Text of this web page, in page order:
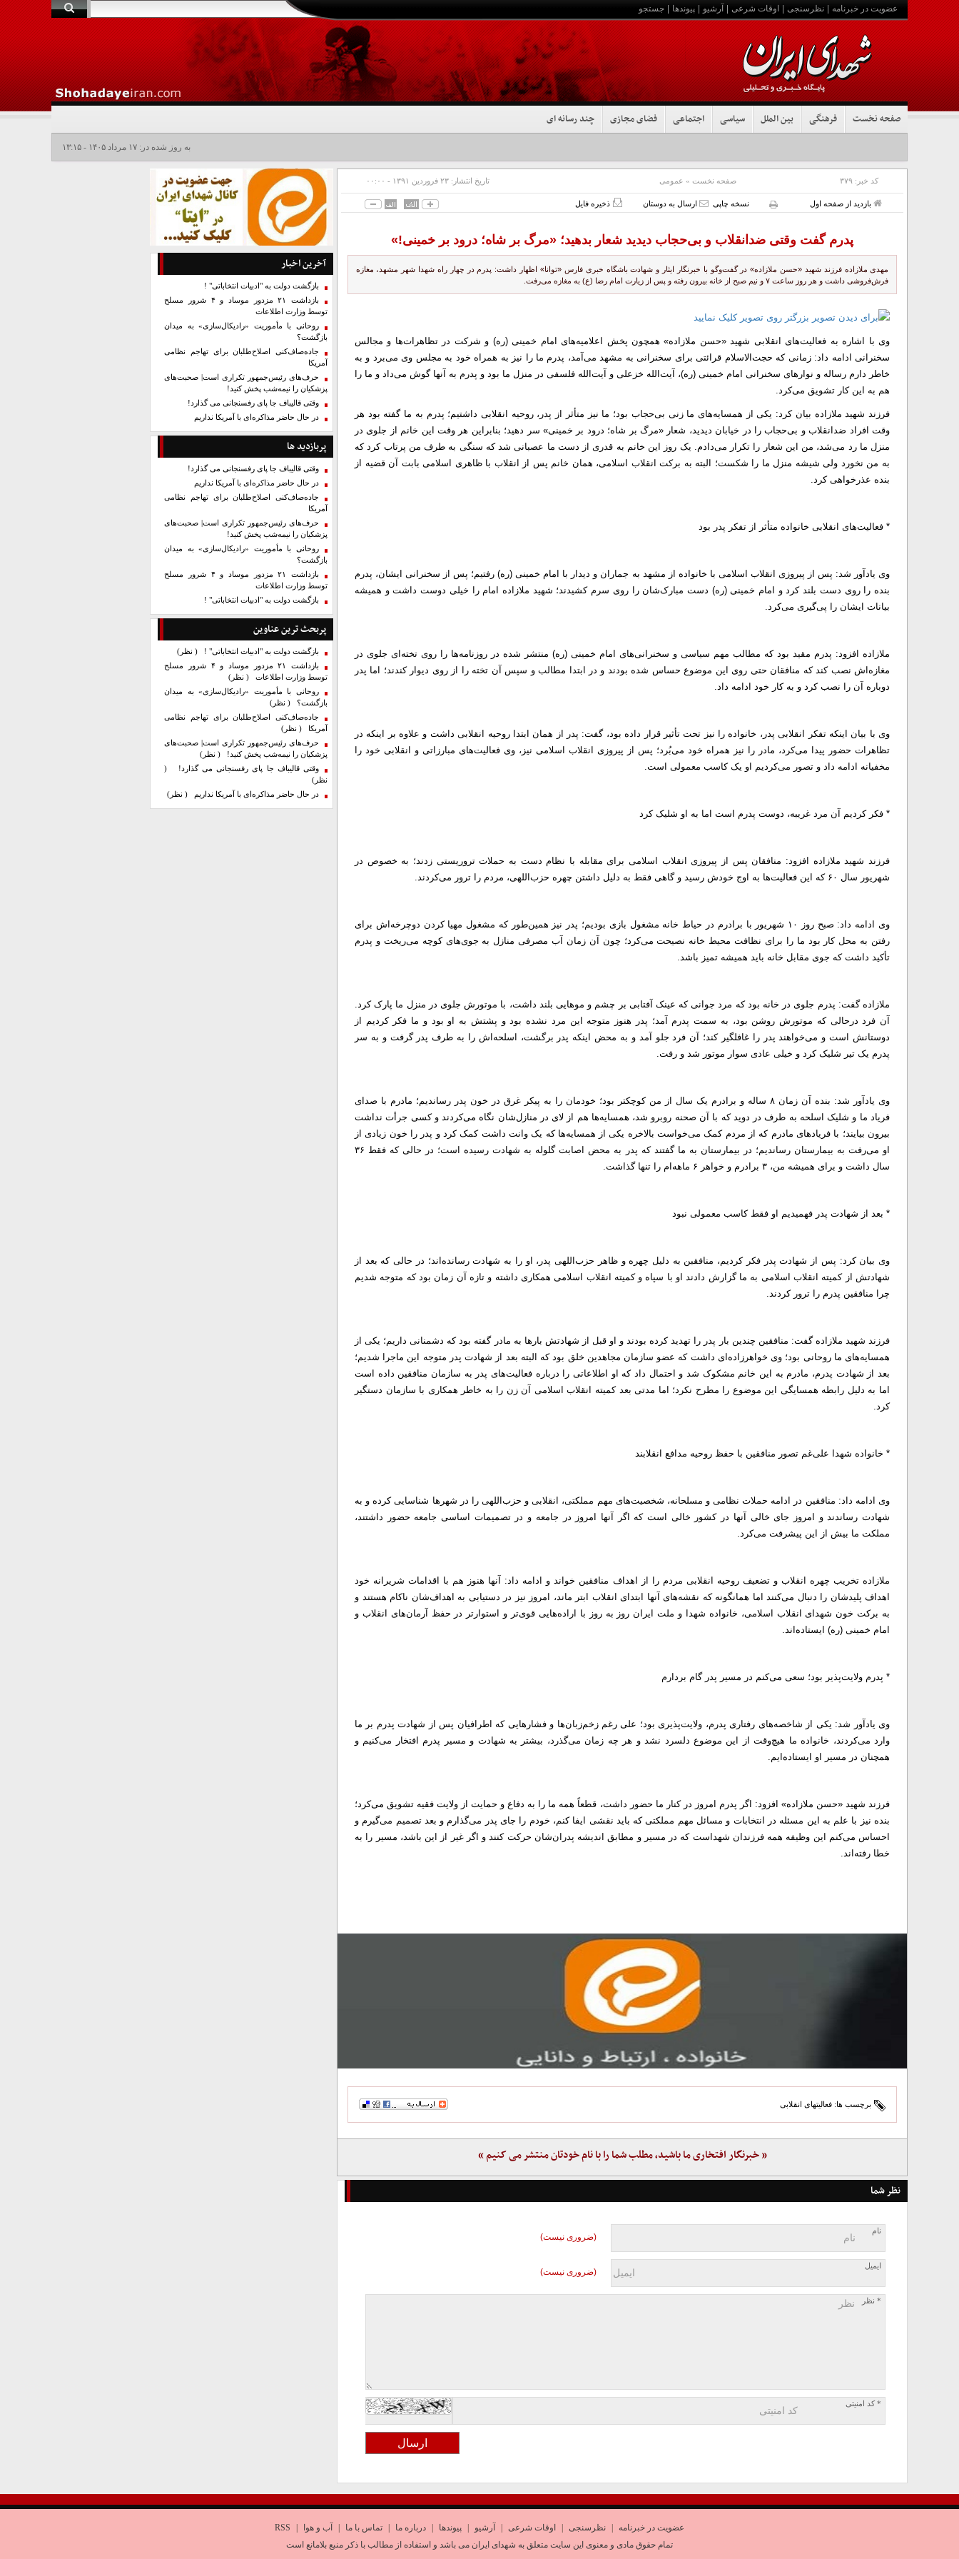
عضویت در خبرنامه نظرسنجی اوقات شرعی آرشیو پیوندها جستجو
صفحه نخست فرهنگی بین الملل سیاسی اجتماعی فضای مجازی چند رسانه ای
به روز شده در: ۱۷ مرداد ۱۴۰۵ - ۱۳:۱۵
کد خبر: ۳۷۹ صفحه نخست » عمومی تاریخ انتشار: ۲۳ فروردين ۱۳۹۱ - ۰۰:۰۰
بازدید از صفحه اول نسخه چاپی ارسال به دوستان ذخیره فایل
پدرم گفت وقتی ضد‌انقلاب و بی‌حجاب دیدید شعار بدهید؛ «مرگ بر شاه؛ درود بر خمینی!»
مهدی ملازاده فرزند شهید «حسن ملازاده» در گفت‌‌وگو با خبرنگار ایثار و شهادت باشگاه خبری فارس «توانا» اظهار داشت: پدرم در چهار راه شهدا شهر مشهد، مغازه
فرش‌فروشی داشت و هر روز ساعت ۷ و نیم صبح از خانه بیرون ‌رفته و پس از زیارت امام رضا (ع) به مغازه می‌رفت.
وی با اشاره به فعالیت‌های انقلابی شهید «حسن ملازاده» همچون پخش اعلامیه‌های امام خمینی (ره) و شرکت در تظاهرات‌ها و مجالس
سخنرانی ادامه داد: زمانی که حجت‌الاسلام قرائتی برای سخنرانی به مشهد می‌آمد، پدرم ما را نیز به همراه خود به مجلس وی می‌‌برد و به
خاطر دارم رساله و نوارهای سخنرانی امام خمینی (ره)، آیت‌الله خزعلی و آیت‌الله فلسفی در منزل ما بود و پدرم به آنها گوش می‌داد و ما را
هم به این کار تشویق می‌کرد.
فرزند شهید ملازاده بیان کرد: یکی از همسایه‌های ما زنی بی‌حجاب بود؛ ما نیز متأثر از پدر، روحیه انقلابی داشتیم؛ پدرم به ما گفته بود هر
وقت افراد ضدانقلاب و بی‌حجاب را در خیابان دیدید، شعار «مرگ بر شاه؛ درود بر خمینی» سر دهید؛ بنابراین هر وقت این خانم از جلوی در
منزل ما رد می‌شد، من این شعار را تکرار می‌دادم. یک روز این خانم به قدری از دست ما عصبانی شد که سنگی به طرف من پرتاب کرد که
به من نخورد ولی شیشه منزل ما را شکست؛ البته به برکت انقلاب اسلامی، همان خانم پس از انقلاب با ظاهری اسلامی بابت آن قضیه از
بنده عذرخواهی کرد.
* فعالیت‌های انقلابی خانواده متأثر از تفکر پدر بود
وی یادآور شد:‌ پس از پیروزی انقلاب اسلامی با خانواده از مشهد به جماران و دیدار با امام خمینی (ره) رفتیم؛ پس از سخنرانی ایشان، پدرم
بنده را روی دست بلند کرد و امام خمینی (ره) دست مبارک‌شان را روی سرم کشیدند؛ شهید ملازاده امام را خیلی دوست داشت و همیشه
بیانات ایشان را پی‌گیری می‌کرد.
ملازاده افزود: پدرم مقید بود که مطالب مهم سیاسی و سخنرانی‌های امام خمینی (ره) منتشر شده در روزنامه‌ها را روی تخته‌ای جلوی در
مغازه‌اش نصب کند که منافقان حتی روی این موضوع حساس شده بودند و در ابتدا مطالب و سپس آن تخته را از روی دیوار کندند؛ اما پدر
دوباره آن را نصب کرد و به کار خود ادامه داد.
وی با بیان اینکه تفکر انقلابی پدر، خانواده را نیز تحت تأثیر قرار داده بود، گفت: پدر از همان ابتدا روحیه انقلابی داشت و علاوه بر اینکه در
تظاهرات حضور پیدا می‌کرد، مادر را نیز همراه خود می‌بُرد؛ پس از پیروزی انقلاب اسلامی نیز، وی فعالیت‌های مبارزاتی و انقلابی خود را
مخفیانه ادامه داد و تصور می‌کردیم او یک کاسب معمولی است.
* فکر کردیم آن مرد غریبه، دوست پدرم است اما به او شلیک کرد
فرزند شهید ملازاده افزود: منافقان پس از پیروزی انقلاب اسلامی برای مقابله با نظام دست به حملات تروریستی زدند؛ به خصوص در
شهریور سال ۶۰ که این فعالیت‌ها به اوج خودش رسید و گاهی فقط به دلیل داشتن چهره حزب‌اللهی، مردم را ترور می‌کردند.
وی ادامه داد: صبح روز ۱۰ شهریور با برادرم در حیاط خانه مشغول بازی بودیم؛ پدر نیز همین‌طور که مشغول مهیا کردن دوچرخه‌اش برای
رفتن به محل کار بود ما را برای نظافت محیط خانه نصیحت می‌کرد؛ چون آن زمان آب مصرفی منازل به جوی‌های کوچه می‌ریخت و پدرم
تأکید داشت که جوی مقابل خانه باید همیشه تمیز باشد.
ملازاده گفت: پدرم جلوی در خانه بود که مرد جوانی که عینک آفتابی بر چشم و موهایی بلند داشت، با موتورش جلوی در منزل ما پارک کرد.
آن فرد درحالی که موتورش روشن بود، به سمت پدرم آمد؛ پدر هنوز متوجه این مرد نشده بود و پشتش به او بود و ما فکر کردیم از
دوستانش است و می‌خواهند پدر را غافلگیر کند؛ آن فرد جلو آمد و به محض اینکه پدر برگشت، اسلحه‌اش را به طرف پدر گرفت و به سر
پدرم یک تیر شلیک کرد و خیلی عادی سوار موتور شد و رفت.
وی یادآور شد: بنده آن زمان ۸ ساله و برادرم یک سال از من کوچکتر بود؛ خودمان را به پیکر غرق در خون پدر رساندیم؛ مادرم با صدای
فریاد ما و شلیک اسلحه به طرف در دوید که با آن صحنه روبرو شد، همسایه‌ها هم از لای در منازل‌شان نگاه می‌کردند و کسی جرأت نداشت
بیرون بیایند؛ با فریاد‌های مادرم که از مردم کمک می‌خواست بالاخره یکی از همسایه‌ها که یک وانت داشت کمک کرد و پدر را خون زیادی از
او می‌رفت به بیمارستان رساندیم؛ در بیمارستان به ما گفتند که پدر به محض اصابت گلوله به شهادت رسیده است؛ در حالی که فقط ۳۶
سال داشت و برای همیشه من، ۳ برادرم و خواهر ۶ ماهه‌ام را تنها گذاشت.
* بعد از شهادت پدر فهمیدیم او فقط کاسب معمولی نبود
وی بیان کرد: پس از شهادت پدر فکر کردیم، منافقبن به دلیل چهره و ظاهر حزب‌اللهی پدر، او را به شهادت رسانده‌اند؛ در حالی که بعد از
شهادتش از کمیته انقلاب اسلامی به ما گزارش دادند او با سپاه و کمیته انقلاب اسلامی همکاری داشته و تازه آن زمان بود که متوجه شدیم
چرا منافقین پدرم را ترور کردند.
فرزند شهید ملازاده گفت: منافقین چندین بار پدر را تهدید کرده بودند و او قبل از شهادتش بارها به مادر ‌گفته بود که دشمنانی داریم؛ یکی از
همسایه‌های ما روحانی بود؛ وی خواهرزاده‌ای داشت که عضو سازمان مجاهدین خلق بود که البته بعد از شهادت پدر متوجه این ماجرا شدیم؛
بعد از شهادت پدرم، مادرم به این خانم مشکوک شد و احتمال داد که او اطلاعاتی را درباره فعالیت‌های پدر به سازمان منافقین داده است
اما به دلیل رابطه همسایگی این موضوع را مطرح نکرد؛ اما مدتی بعد کمیته انقلاب اسلامی آن زن را به خاطر همکاری با سازمان دستگیر
کرد.
* خانواده شهدا علی‌غم تصور منافقین با حفظ روحیه‌ مدافع انقلابند
وی ادامه داد: منافقین در ادامه حملات نظامی و مسلحانه، شخصیت‌های مهم مملکتی، انقلابی و حزب‌اللهی را در شهرها شناسایی کرده و به
شهادت رساندند و امروز جای خالی آنها در کشور خالی است که اگر آنها امروز در جامعه و در تصمیمات اساسی جامعه حضور داشتند،
مملکت ما بیش از این پیشرفت می‌کرد.
ملازاده تخریب چهره انقلاب و تضعیف روحیه انقلابی مردم را از اهداف منافقین خواند و ادامه داد: آنها هنوز هم با اقدامات شریرانه خود
اهداف پلیدشان را دنبال می‌کنند اما همانگونه که نقشه‌های آنها ابتدای انقلاب ابتر ماند، امروز نیز در دستیابی به اهداف‌شان ناکام هستند و
به برکت خون شهدای انقلاب اسلامی، خانواده شهدا و ملت ایران روز به روز با اراده‌هایی قوی‌تر و استوارتر در حفظ آرمان‌های انقلاب و
امام خمینی (ره) ایستاده‌اند.
* پدرم ولایت‌پذیر بود؛ سعی می‌کنم در مسیر پدر گام بردارم
وی یادآور شد: یکی از شاخصه‌ها‌ی رفتاری پدرم، ولایت‌پذیری بود؛ علی رغم زخم‌زبان‌ها و فشارهایی که اطرافیان پس از شهادت پدرم بر ما
وارد می‌کردند، خانواده ما هیچ‌وقت از این موضوع دلسرد نشد و هر چه زمان می‌گذرد، بیشتر به شهادت و مسیر پدرم افتخار می‌کنیم و
همچنان در مسیر او ایستاده‌ایم.
فرزند شهید «حسن ملازاده» افزود: اگر پدرم امروز در کنار ما حضور داشت، قطعاً همه ما را به دفاع و حمایت از ولایت فقیه تشویق می‌کرد؛
بنده نیز با علم به این مسئله در انتخابات و مسائل مهم مملکتی که باید نقشی ایفا کنم، خودم را جای پدر می‌گذارم و بعد تصمیم می‌گیرم و
احساس می‌کنم این وظیفه همه فرزندان شهداست که در مسیر و مطابق اندیشه پدران‌شان حرکت کنند و اگر غیر از این باشد، مسیر را به
خطا رفته‌اند.
برچسب ها: فعالیتهای انقلابی
« خبرنگار افتخاری ما باشید، مطلب شما را با نام خودتان منتشر می کنیم »
نظر شما
نام
(ضروری نیست)
ایمیل
(ضروری نیست)
* نظر
* کد امنیتی
آخرین اخبار
بازگشت دولت به "ادبیات انتخاباتی" !
بازداشت ۲۱ مزدور موساد و ۴ شرور مسلح
توسط وزارت اطلاعات
روحانی با مأموریت «رادیکال‌سازی» به میدان
بازگشت؟
جاده‌صاف‌کنی اصلاح‌طلبان برای تهاجم نظامی
آمریکا
حرف‌های رئیس‌جمهور تکراری است| صحبت‌های
پزشکیان را نیمه‌شب پخش کنید!
وقتی قالیباف جا پای رفسنجانی می گذارد!
در حال حاضر مذاکره‌ای با آمریکا نداریم
پربازدید ها
وقتی قالیباف جا پای رفسنجانی می گذارد!
در حال حاضر مذاکره‌ای با آمریکا نداریم
جاده‌صاف‌کنی اصلاح‌طلبان برای تهاجم نظامی
آمریکا
حرف‌های رئیس‌جمهور تکراری است| صحبت‌های
پزشکیان را نیمه‌شب پخش کنید!
روحانی با مأموریت «رادیکال‌سازی» به میدان
بازگشت؟
بازداشت ۲۱ مزدور موساد و ۴ شرور مسلح
توسط وزارت اطلاعات
بازگشت دولت به "ادبیات انتخاباتی" !
پربحث ترین عناوین
بازگشت دولت به "ادبیات انتخاباتی" ! ( نظر)
بازداشت ۲۱ مزدور موساد و ۴ شرور مسلح
توسط وزارت اطلاعات ( نظر)
روحانی با مأموریت «رادیکال‌سازی» به میدان
بازگشت؟ ( نظر)
جاده‌صاف‌کنی اصلاح‌طلبان برای تهاجم نظامی
آمریکا ( نظر)
حرف‌های رئیس‌جمهور تکراری است| صحبت‌های
پزشکیان را نیمه‌شب پخش کنید! ( نظر)
وقتی قالیباف جا پای رفسنجانی می گذارد! (
نظر)
در حال حاضر مذاکره‌ای با آمریکا نداریم ( نظر)
عضویت در خبرنامه | نظرسنجی | اوقات شرعی | آرشیو | پیوندها | درباره ما | تماس با ما | آب و هوا |
RSS
تمام حقوق مادی و معنوی این سایت متعلق به شهدای ایران می باشد و استفاده از مطالب با ذکر منبع بلامانع است